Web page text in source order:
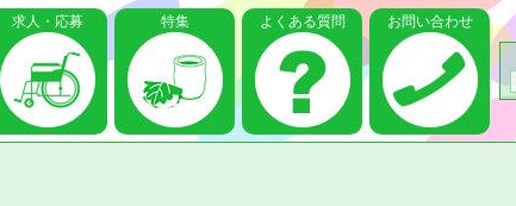
求人・応募 特集 よくある質問 お問い合わせ